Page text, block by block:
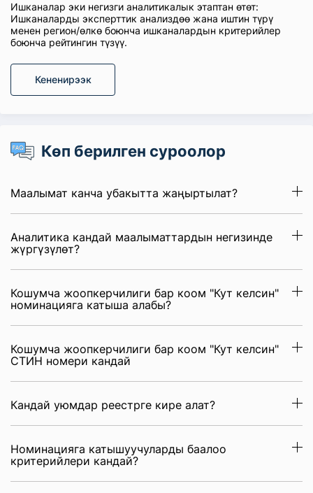
Ишканалар эки негизги аналитикалык этаптан өтөт:
Ишканаларды эксперттик анализдөө жана иштин түрү
менен регион/өлкө боюнча ишканалардын критерийлер
боюнча рейтингин түзүү.
Кененирээк
Көп берилген суроолор
Маалымат канча убакытта жаңыртылат?
Аналитика кандай маалыматтардын негизинде
жүргүзүлөт?
Кошумча жоопкерчилиги бар коом "Кут келсин"
номинацияга катыша алабы?
Кошумча жоопкерчилиги бар коом "Кут келсин"
СТИН номери кандай
Кандай уюмдар реестрге кире алат?
Номинацияга катышуучуларды баалоо
критерийлери кандай?